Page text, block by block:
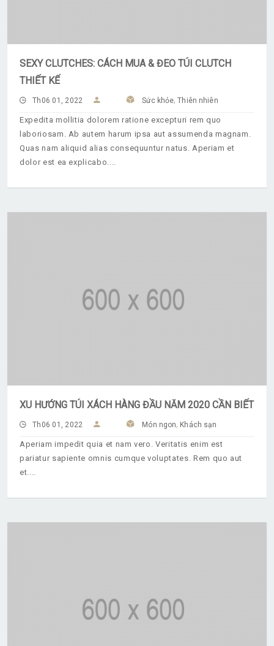
SEXY CLUTCHES: CÁCH MUA & ĐEO TÚI CLUTCH
THIẾT KẾ
Th06 01, 2022 Sức khỏe,Thiên nhiên
Expedita mollitia dolorem ratione excepturi rem quo
laboriosam. Ab autem harum ipsa aut assumenda magnam.
Quas nam aliquid alias consequuntur natus. Aperiam et
dolor est ea explicabo.
XU HƯỚNG TÚI XÁCH HÀNG ĐẦU NĂM 2020 CẦN BIẾT
Th06 01, 2022 Món ngon, Khách sạn
Aperiam impedit quia et nam vero. Veritatis enim est
pariatur sapiente omnis cumque voluptates. Rem quo aut
et.